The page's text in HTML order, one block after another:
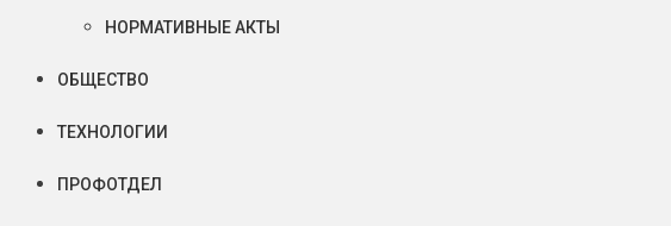
НОРМАТИВНЫЕ АКТЫ
ОБЩЕСТВО
ТЕХНОЛОГИИ
ПРОФОТДЕЛ